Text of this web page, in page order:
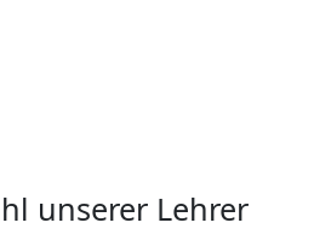
unserer Lehrer